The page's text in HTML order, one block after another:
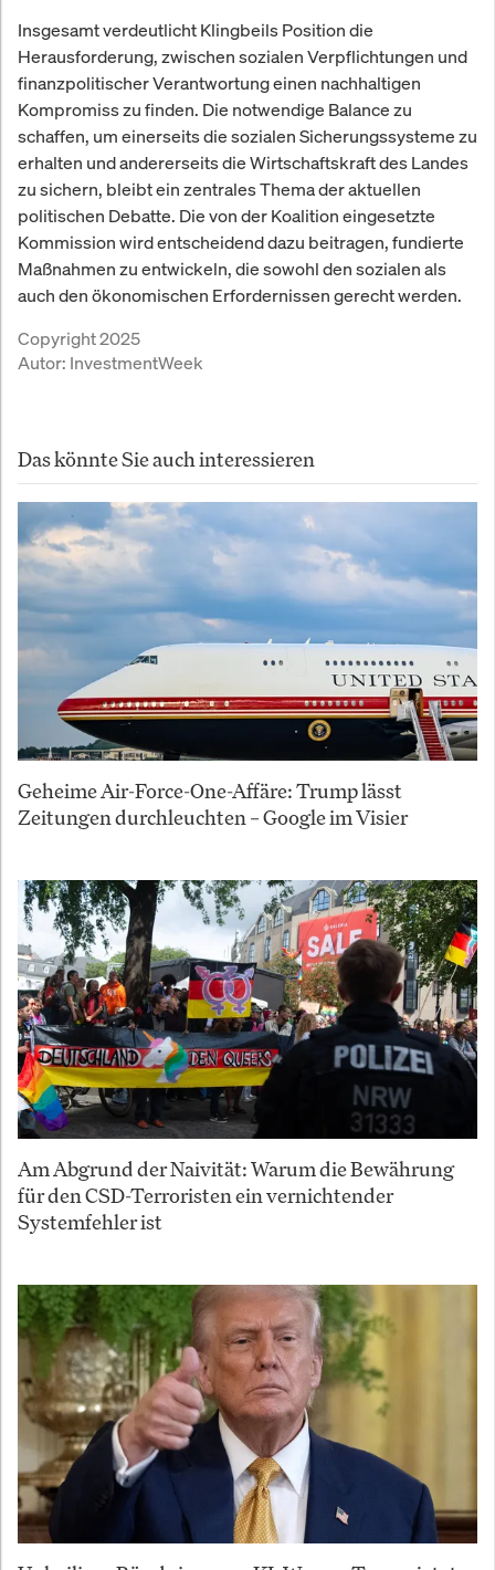
Insgesamt verdeutlicht Klingbeils Position die
Herausforderung, zwischen sozialen Verpflichtungen und
finanzpolitischer Verantwortung einen nachhaltigen
Kompromiss zu finden. Die notwendige Balance zu
schaffen, um einerseits die sozialen Sicherungssysteme zu
erhalten und andererseits die Wirtschaftskraft des Landes
zu sichern, bleibt ein zentrales Thema der aktuellen
politischen Debatte. Die von der Koalition eingesetzte
Kommission wird entscheidend dazu beitragen, fundierte
Maßnahmen zu entwickeln, die sowohl den sozialen als
auch den ökonomischen Erfordernissen gerecht werden.
Copyright 2025
Autor: InvestmentWeek
Das könnte Sie auch interessieren
Geheime Air-Force-One-Affäre: Trump lässt
Zeitungen durchleuchten – Google im Visier
Am Abgrund der Naivität: Warum die Bewährung
für den CSD-Terroristen ein vernichtender
Systemfehler ist